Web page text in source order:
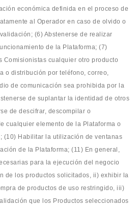
económica definida en el proceso de
al Operador en caso de olvido o
(6) Abstenerse de realizar
de la Plataforma; (7)
Comisionistas cualquier otro producto
o distribución por teléfono, correo,
de comunicación sea prohibida por la
de suplantar la identidad de otros
de descifrar, descompilar o
cualquier elemento de la Plataforma o
(10) Habilitar la utilización de ventanas
de la Plataforma; (11) En general,
para la ejecución del negocio
de los productos solicitados, ii) exhibir la
de productos de uso restringido, iii)
que los Productos seleccionados